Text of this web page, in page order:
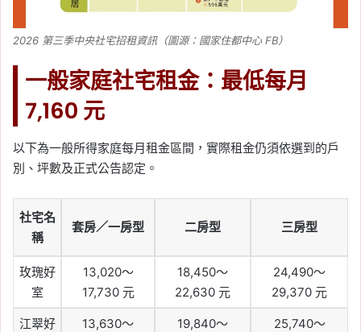
2026 第三季中央社宅招租資訊（圖源：國家住都中心 FB）
一般家庭社宅租金：最低每月
7,160 元
以下為一般所得家庭每月租金區間，實際租金仍須依選到的戶
別、坪數及正式公告認定。
社宅名
稱
套房／一房型 二房型 三房型
玫瑰好
室
13,020～
17,730 元
18,450～
22,630 元
24,490～
29,370 元
江翠好
13,630～
19,840～
25,740～